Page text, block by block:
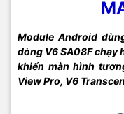
Module Android
dòng V6 SA08F chạy
khiển màn hình
View Pro, V6